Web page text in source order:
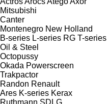
Mitsubishi
Canter
Montenegro New Holland
B-series L-series RG T-series
Oil & Steel
Octopussy
Okada Powerscreen
Trakpactor
Randon Renault
Ares K-series Kerax
Ruthmann SDLG